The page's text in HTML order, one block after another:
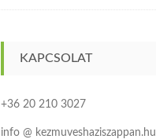
KAPCSOLAT
+36 20 210 3027
info @ kezmuveshaziszappan.hu